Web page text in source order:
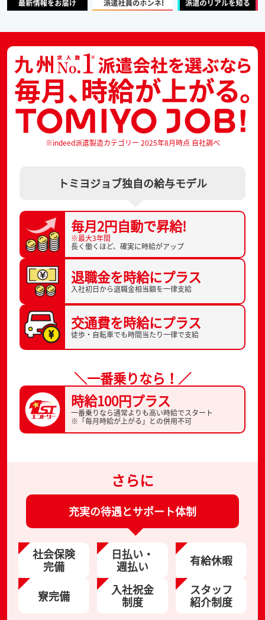
※indeed派遣製造カテゴリー 2025年8月時点 自社調べ
トミヨジョブ独自の給与モデル
毎月2円自動で昇給!
※最大3年間
長く働くほど、 確実に時給がアップ
退職金を時給にプラス
入社初日から退職金相当額を一律支給
交通費を時給にプラス
徒歩・自転車でも時間当たり一律で支給
＼一番乗りなら！／
時給100円プラス
一番乗りなら通常よりも高い時給でスタート
※「毎月時給が上がる」との併用不可
さらに
充実の待遇とサポート体制
社会保険
完備
日払い・
週払い 有給休暇
寮完備 入社祝金
制度
スタッフ
紹介制度